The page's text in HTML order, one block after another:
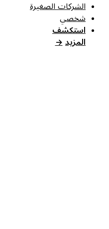
الشركات الصغيرة
شخصي
استكشف
المزيد →